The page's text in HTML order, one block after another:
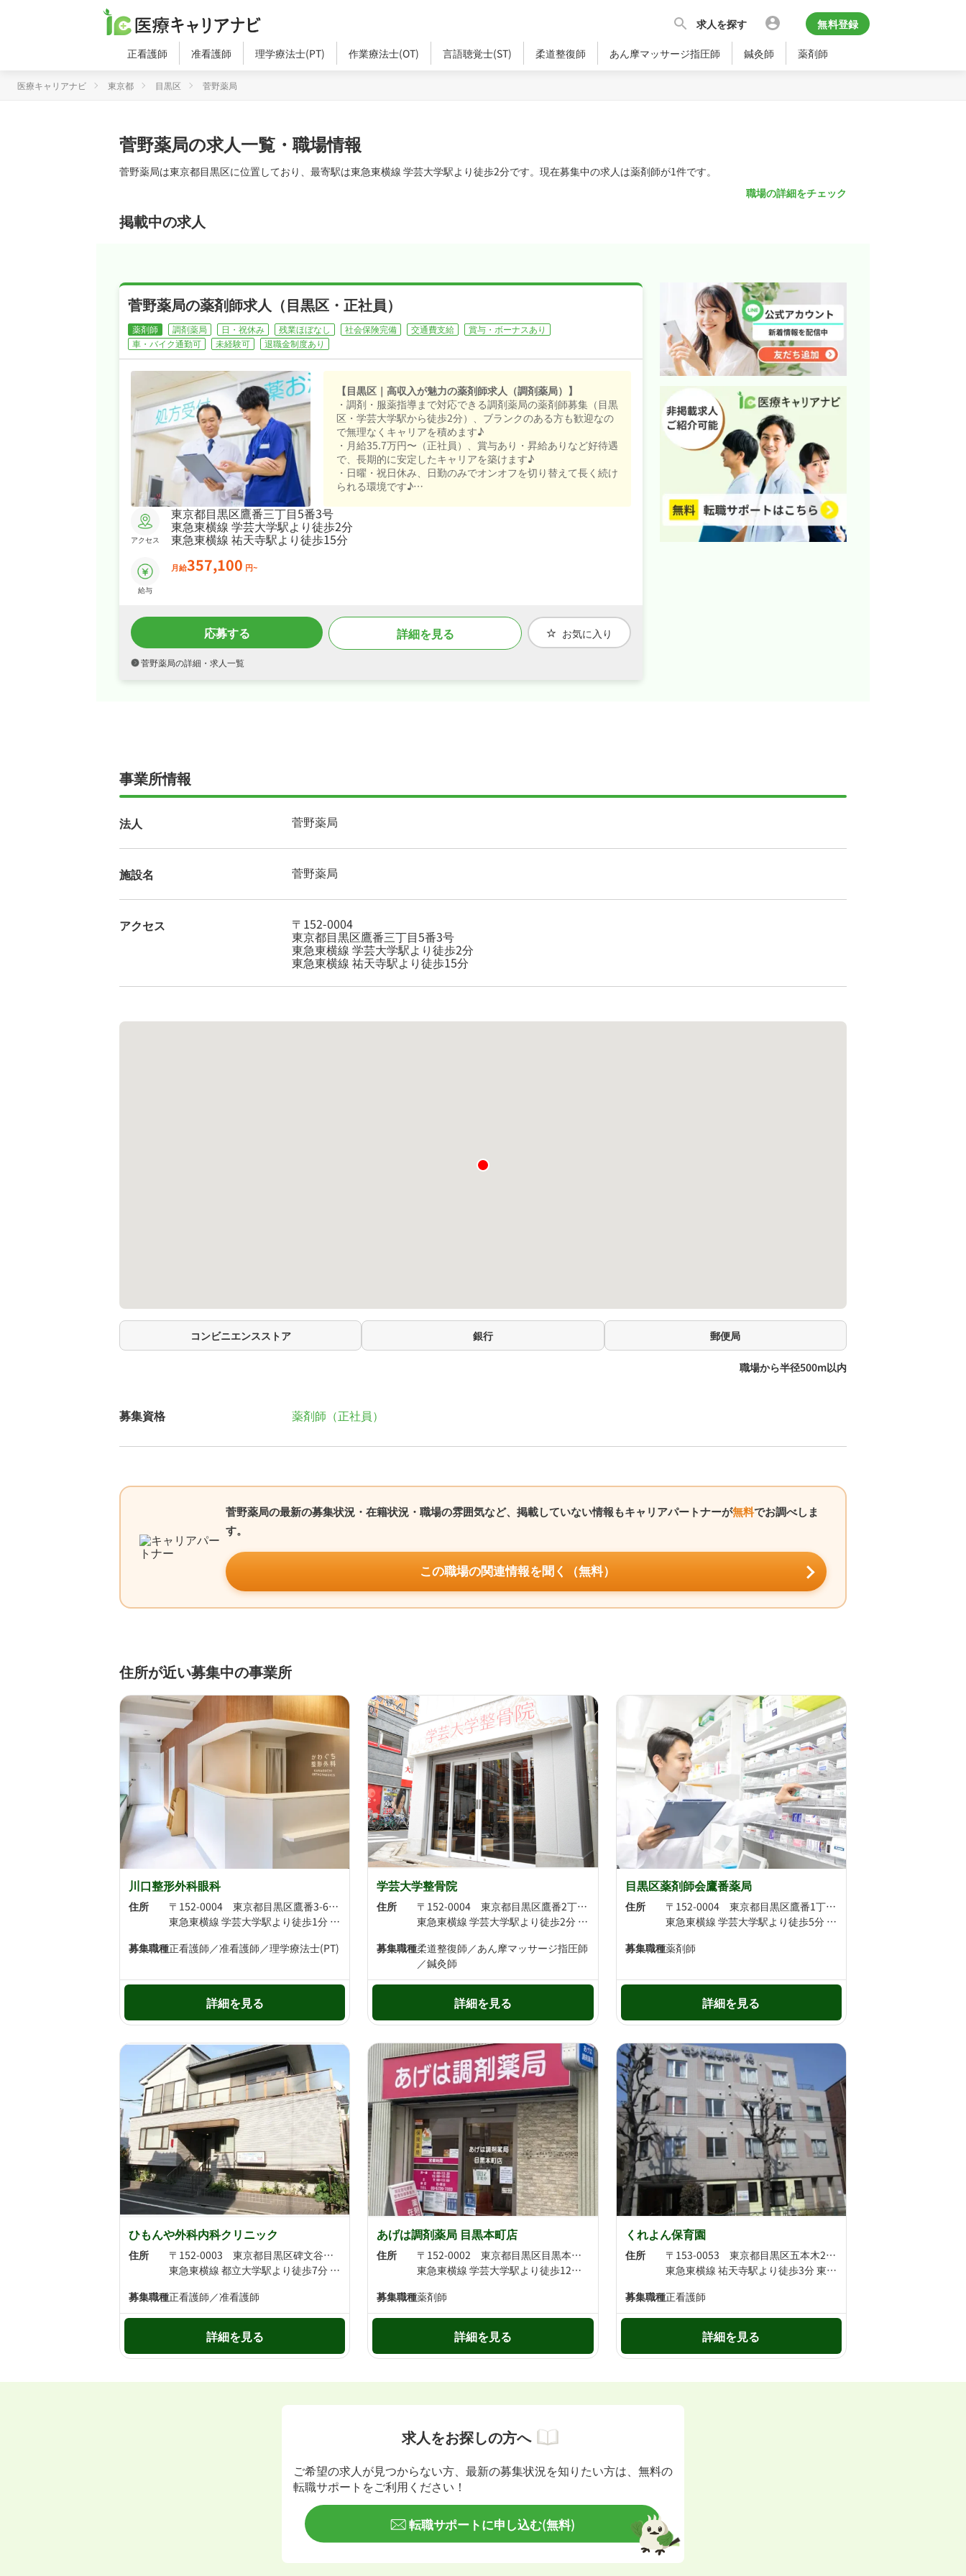
求人を探す 無料登録
正看護師 准看護師 理学療法士(PT) 作業療法士(OT) 言語聴覚士(ST) 柔道整復師 あん摩マッサージ指圧師 鍼灸師 薬剤師
医療キャリアナビ 東京都 目黒区 菅野薬局
菅野薬局の求人一覧・職場情報
菅野薬局は東京都目黒区に位置しており、最寄駅は東急東横線 学芸大学駅より徒歩2分です。現在募集中の求人は薬剤師が1件です。
職場の詳細をチェック
掲載中の求人
菅野薬局の薬剤師求人（目黒区・正社員）
薬剤師 調剤薬局 日・祝休み 残業ほぼなし 社会保険完備 交通費支給
賞与・ボーナスあり
車・バイク通勤可
未経験可 退職金制度あり
アクセス
東京都目黒区鷹番三丁目5番3号
東急東横線 学芸大学駅より徒歩2分
東急東横線 祐天寺駅より徒歩15分
給与
月給357,100 円~
【目黒区｜高収入が魅力の薬剤師求人（調剤薬局）】
・調剤・服薬指導まで対応できる調剤薬局の薬剤師募集（目黒
区・学芸大学駅から徒歩2分）、ブランクのある方も歓迎なの
で無理なくキャリアを積めます♪
・月給35.7万円〜（正社員）、賞与あり・昇給ありなど好待遇
で、長期的に安定したキャリアを築けます♪
・日曜・祝日休み、日勤のみでオンオフを切り替えて長く続け
られる環境です♪
応募する 詳細を見る お気に入り
菅野薬局の詳細・求人一覧
事業所情報
法人 菅野薬局
施設名 菅野薬局
アクセス 〒152-0004
東京都目黒区鷹番三丁目5番3号
東急東横線 学芸大学駅より徒歩2分
東急東横線 祐天寺駅より徒歩15分
コンビニエンスストア 銀行 郵便局
職場から半径500m以内
募集資格 薬剤師（正社員）
菅野薬局の最新の募集状況・在籍状況・職場の雰囲気など、掲載していない情報もキャリアパートナーが無料でお調べしま
す。
この職場の関連情報を聞く（無料）
住所が近い募集中の事業所
川口整形外科眼科
住所
〒152-0004 東京都目黒区鷹番3-6-18
東急東横線 学芸大学駅より徒歩1分 東急東横線 祐天寺駅より徒歩13分
募集職種正看護師／准看護師／理学療法士(PT)
詳細を見る
学芸大学整骨院
住所
〒152-0004 東京都目黒区鷹番2丁目15-12
東急東横線 学芸大学駅より徒歩2分 東急東横線 祐天寺駅より徒歩12分
募集職種柔道整復師／あん摩マッサージ指圧師
／鍼灸師
詳細を見る
目黒区薬剤師会鷹番薬局
住所
〒152-0004 東京都目黒区鷹番1丁目7-11
東急東横線 学芸大学駅より徒歩5分 東急東横線 祐天寺駅より徒歩15分
募集職種薬剤師
詳細を見る
ひもんや外科内科クリニック
住所
〒152-0003 東京都目黒区碑文谷四丁目18番11号1階
東急東横線 都立大学駅より徒歩7分 東急東横線 学芸大学駅より徒歩13分
募集職種正看護師／准看護師
詳細を見る
あげは調剤薬局 目黒本町店
住所
〒152-0002 東京都目黒区目黒本町1丁目14-4
東急東横線 学芸大学駅より徒歩12分 東急東横線 祐天寺駅より徒歩14分
募集職種薬剤師
詳細を見る
くれよん保育園
住所
〒153-0053 東京都目黒区五本木2丁目15-9 秀永ビル1F
東急東横線 祐天寺駅より徒歩3分 東急東横線 学芸大学駅より徒歩12分
募集職種正看護師
詳細を見る
求人をお探しの方へ
ご希望の求人が見つからない方、最新の募集状況を知りたい方は、無料の
転職サポートをご利用ください！
転職サポートに申し込む(無料)